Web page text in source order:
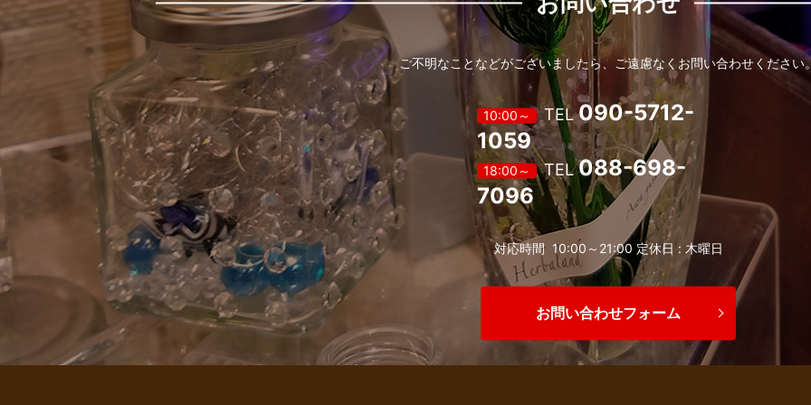
ご不明なことなどがございましたら、 ご遠慮なくお問い合わせください
10:00～ TEL090-5712-
1059
18:00～ TEL088-698-
7096
対応時間 10:00～21:00 定休日 : 木曜日
お問い合わせフォーム